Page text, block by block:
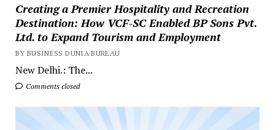
Creating a Premier Hospitality and Recreation
Destination: How VCF-SC Enabled BP Sons Pvt.
Ltd. to Expand Tourism and Employment
BY BUSINESS DUNIA BUREAU
New Delhi.: The...
Comments closed